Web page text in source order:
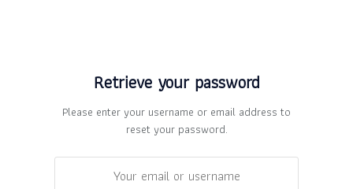
Retrieve your password
Please enter your username or email address to
reset your password.